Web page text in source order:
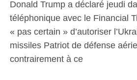
Donald Trump a déclaré jeudi
téléphonique avec le Financial
« pas certain » d’autoriser
missiles Patriot de défense
contrairement à ce